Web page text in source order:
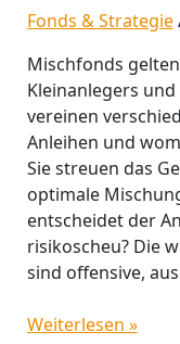
Fonds & Strategie
Mischfonds
Kleinanlegers
vereinen
Anleihen und
Sie streuen das
optimale
entscheidet der
risikoscheu? Die
sind offensive,
Weiterlesen »